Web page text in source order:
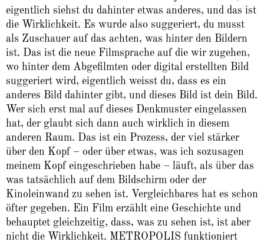
eigentlich siehst du dahinter etwas anderes, und das ist
die Wirklichkeit. Es wurde also suggeriert, du musst
als Zuschauer auf das achten, was hinter den Bildern
ist. Das ist die neue Filmsprache auf die wir zugehen,
wo hinter dem Abgefilmten oder digital erstellten Bild
suggeriert wird, eigentlich weisst du, dass es ein
anderes Bild dahinter gibt, und dieses Bild ist dein Bild.
Wer sich erst mal auf dieses Denkmuster eingelassen
hat, der glaubt sich dann auch wirklich in diesem
anderen Raum. Das ist ein Prozess, der viel stärker
über den Kopf – oder über etwas, was ich sozusagen
meinem Kopf eingeschrieben habe – läuft, als über das
was tatsächlich auf dem Bildschirm oder der
Kinoleinwand zu sehen ist. Vergleichbares hat es schon
öfter gegeben. Ein Film erzählt eine Geschichte und
behauptet gleichzeitig, dass, was zu sehen ist, ist aber
nicht die Wirklichkeit. METROPOLIS funktioniert